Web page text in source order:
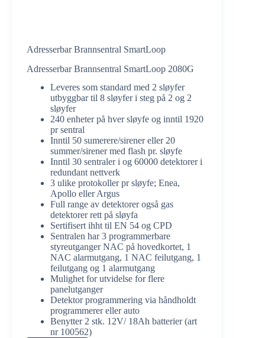
Adresserbar Brannsentral SmartLoop
Adresserbar Brannsentral SmartLoop 2080G
Leveres som standard med 2 sløyfer
utbyggbar til 8 sløyfer i steg på 2 og 2
sløyfer
240 enheter på hver sløyfe og inntil 1920
pr sentral
Inntil 50 sumerere/sirener eller 20
summer/sirener med flash pr. sløyfe
Inntil 30 sentraler i og 60000 detektorer i
redundant nettverk
3 ulike protokoller pr sløyfe; Enea,
Apollo eller Argus
Full range av detektorer også gas
detektorer rett på sløyfa
Sertifisert ihht til EN 54 og CPD
Sentralen har 3 programmerbare
styreutganger NAC på hovedkortet, 1
NAC alarmutgang, 1 NAC feilutgang, 1
feilutgang og 1 alarmutgang
Mulighet for utvidelse for flere
panelutganger
Detektor programmering via håndholdt
programmerer eller auto
Benytter 2 stk. 12V/ 18Ah batterier (art
nr 100562)